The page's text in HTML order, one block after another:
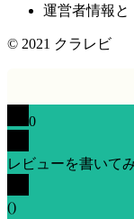
運営者情報と
© 2021 クラレビ
0
レビューを書いて
()